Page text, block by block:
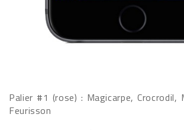
Palier #1 (rose) : Magicarpe, Crocrodil,
Feurisson